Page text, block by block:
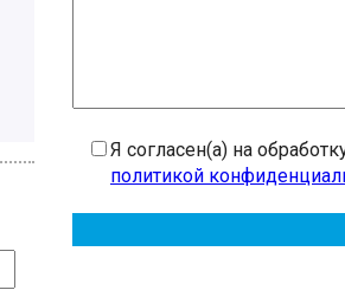
Я согласен(а) на
политикой